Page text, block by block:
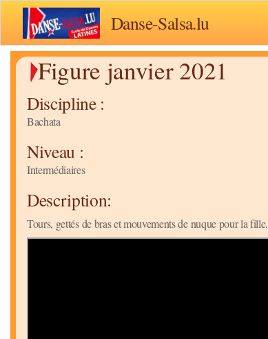
Danse-Salsa.lu
Figure janvier 2021
Discipline :
Bachata
Niveau :
Intermédiaires
Description:
Tours, gettés de bras et mouvements de nuque pour la fille.